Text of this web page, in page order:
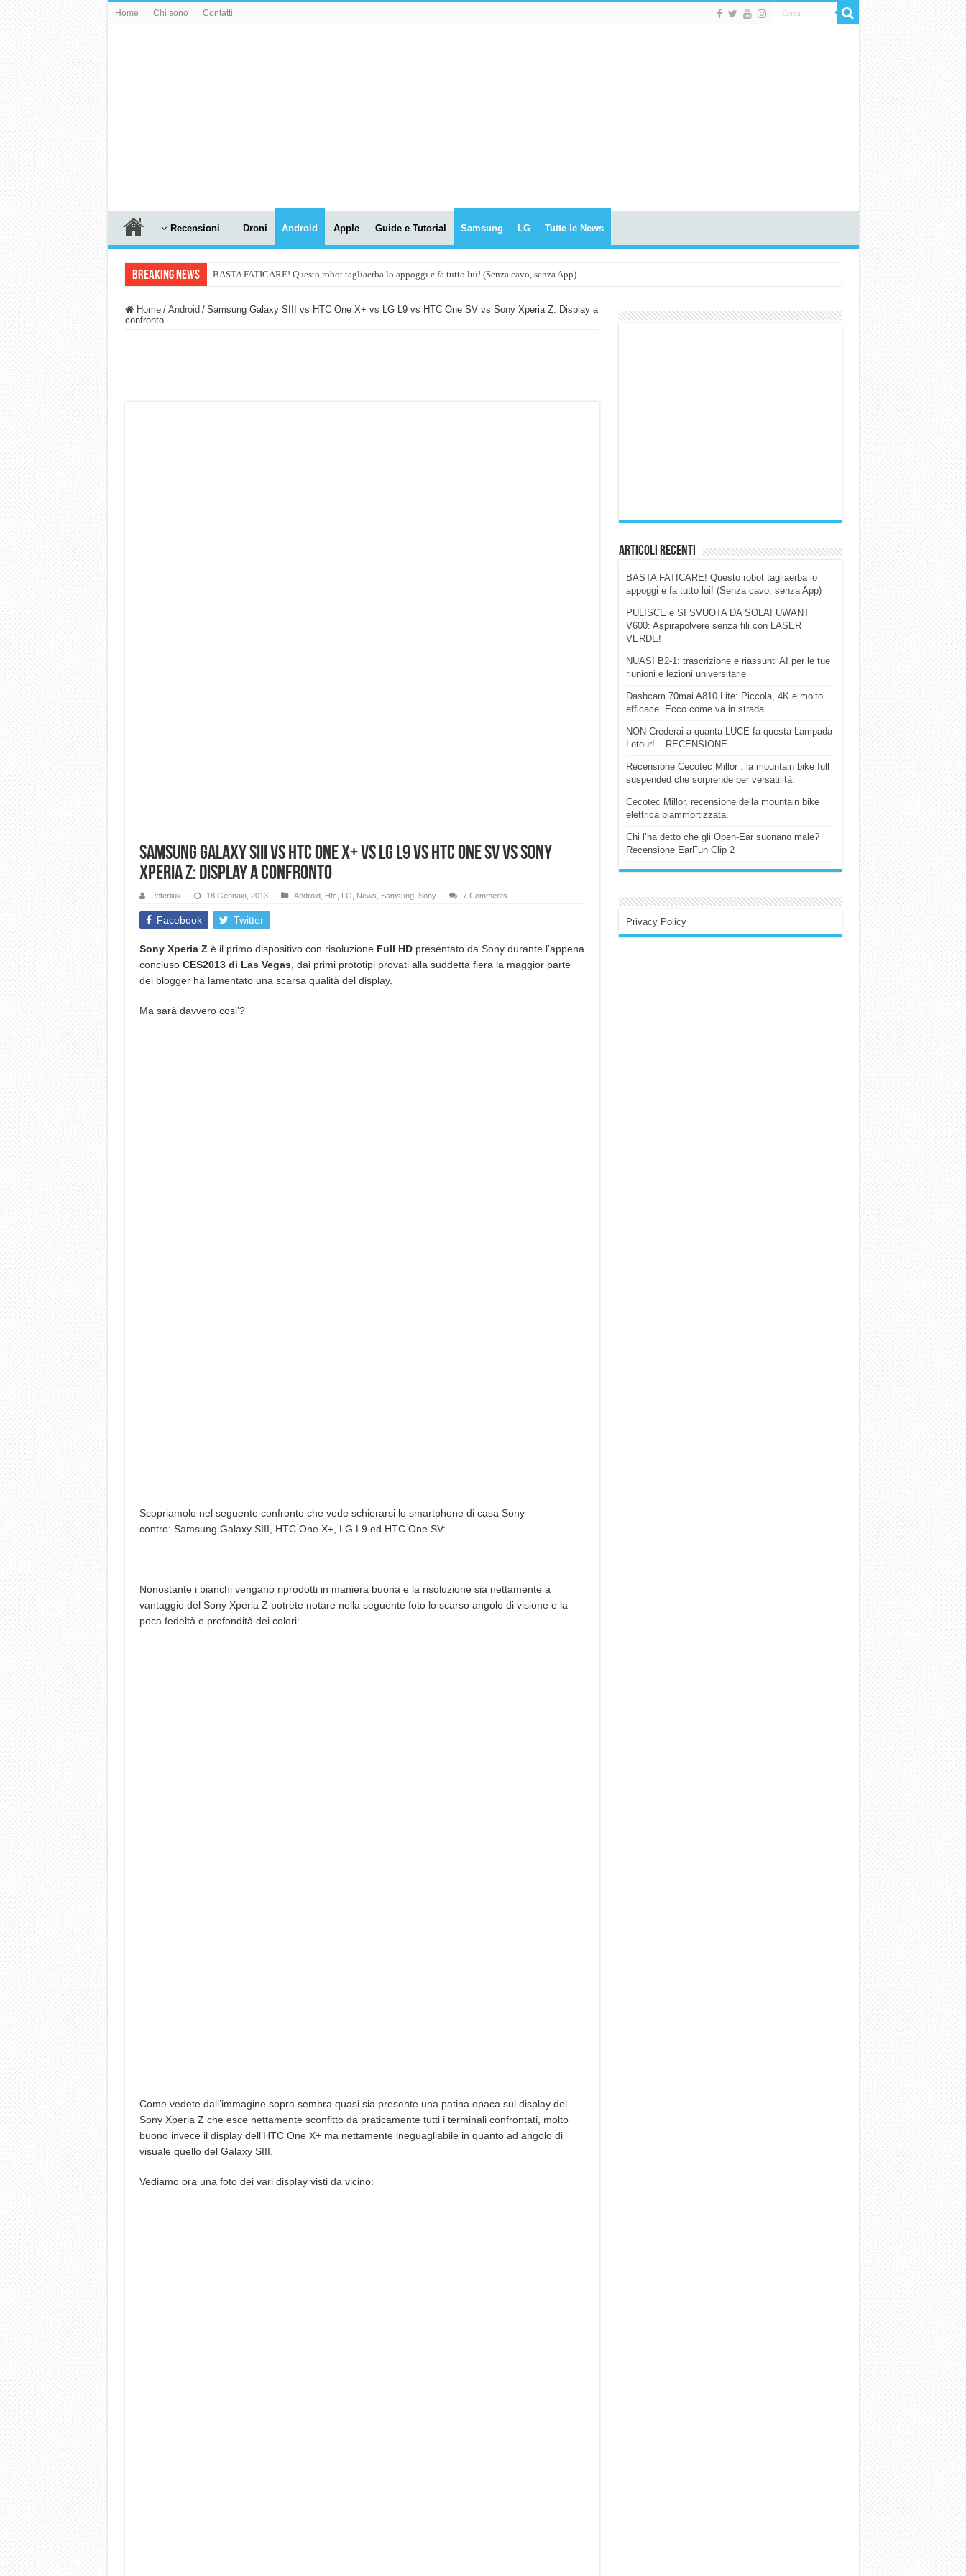
Home Chi sono Contatti
Recensioni Droni Android Apple Guide e Tutorial Samsung LG Tutte le News
Breaking News BASTA FATICARE! Questo robot tagliaerba lo appoggi e fa tutto lui! (Senza cavo, senza App)
Home / Android / Samsung Galaxy SIII vs HTC One X+ vs LG L9 vs HTC One SV vs Sony Xperia Z: Display a
confronto
Samsung Galaxy SIII vs HTC One X+ vs LG L9 vs HTC One SV vs Sony
Xperia Z: Display a confronto
Peterliuk 18 Gennaio, 2013 Android, Htc LG News Samsung, Sony 7 Comments
Facebook Twitter
Sony Xperia Z è il primo dispositivo con risoluzione Full HD presentato da Sony durante l’appena
concluso CES2013 di Las Vegas , dai primi prototipi provati alla suddetta fiera la maggior parte
dei blogger ha lamentato una scarsa qualità del display.
Ma sarà davvero cosi’?
Scopriamolo nel seguente confronto che vede schierarsi lo smartphone di casa Sony
contro: Samsung Galaxy SIII, HTC One X+, LG L9 ed HTC One SV:
Nonostante i bianchi vengano riprodotti in maniera buona e la risoluzione sia nettamente a
vantaggio del Sony Xperia Z potrete notare nella seguente foto lo scarso angolo di visione e la
poca fedeltà e profondità dei colori:
Come vedete dall’immagine sopra sembra quasi sia presente una patina opaca sul display del
Sony Xperia Z che esce nettamente sconfitto da praticamente tutti i terminali confrontati, molto
buono invece il display dell’HTC One X+ ma nettamente ineguagliabile in quanto ad angolo di
visuale quello del Galaxy SIII.
Vediamo ora una foto dei vari display visti da vicino:
Articoli Recenti
BASTA FATICARE! Questo robot tagliaerba lo
appoggi e fa tutto lui! (Senza cavo, senza App)
PULISCE e SI SVUOTA DA SOLA! UWANT
V600: Aspirapolvere senza fili con LASER
VERDE!
NUASI B2-1: trascrizione e riassunti AI per le tue
riunioni e lezioni universitarie
Dashcam 70mai A810 Lite: Piccola, 4K e molto
efficace. Ecco come va in strada
NON Crederai a quanta LUCE fa questa Lampada
Letour! – RECENSIONE
Recensione Cecotec Millor : la mountain bike full
suspended che sorprende per versatilità.
Cecotec Millor, recensione della mountain bike
elettrica biammortizzata.
Chi l’ha detto che gli Open-Ear suonano male?
Recensione EarFun Clip 2
Privacy Policy